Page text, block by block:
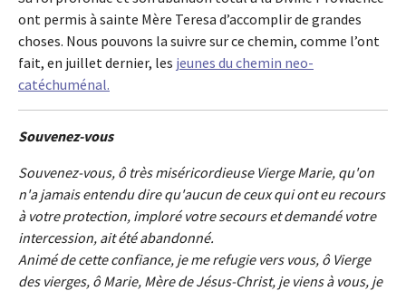
ont permis à sainte Mère Teresa d’accomplir de grandes
choses. Nous pouvons la suivre sur ce chemin, comme l’ont
fait, en juillet dernier, les jeunes du chemin neo-
catéchuménal.
Souvenez-vous
Souvenez-vous, ô très miséricordieuse Vierge Marie, qu'on
n'a jamais entendu dire qu'aucun de ceux qui ont eu recours
à votre protection, imploré votre secours et demandé votre
intercession, ait été abandonné.
Animé de cette confiance, je me refugie vers vous, ô Vierge
des vierges, ô Marie, Mère de Jésus-Christ, je viens à vous, je